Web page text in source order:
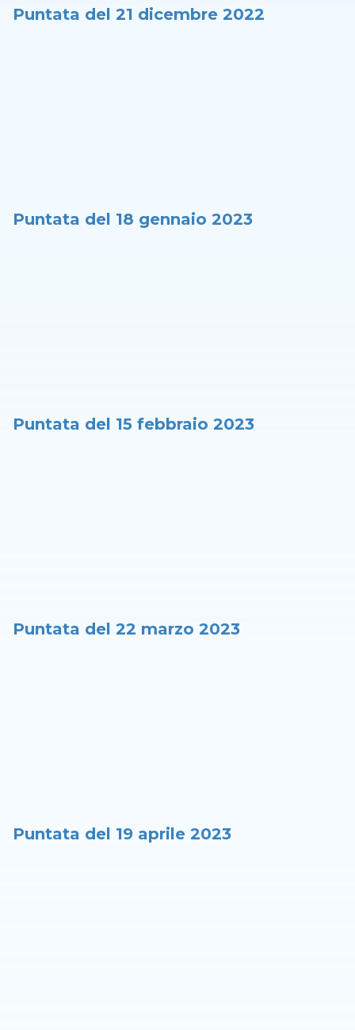
Puntata del 21 dicembre 2022
Puntata del 18 gennaio 2023
Puntata del 15 febbraio 2023
Puntata del 22 marzo 2023
Puntata del 19 aprile 2023